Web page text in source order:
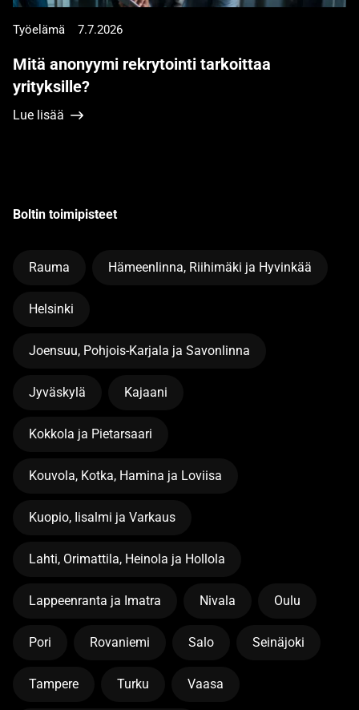
Työelämä 7.7.2026
Mitä anonyymi rekrytointi tarkoittaa
yrityksille?
Lue lisää
Boltin toimipisteet
Rauma Hämeenlinna, Riihimäki ja Hyvinkää
Helsinki
Joensuu, Pohjois-Karjala ja Savonlinna
Jyväskylä Kajaani
Kokkola ja Pietarsaari
Kouvola, Kotka, Hamina ja Loviisa
Kuopio, Iisalmi ja Varkaus
Lahti, Orimattila, Heinola ja Hollola
Lappeenranta ja Imatra Nivala Oulu
Pori Rovaniemi Salo Seinäjoki
Tampere Turku Vaasa